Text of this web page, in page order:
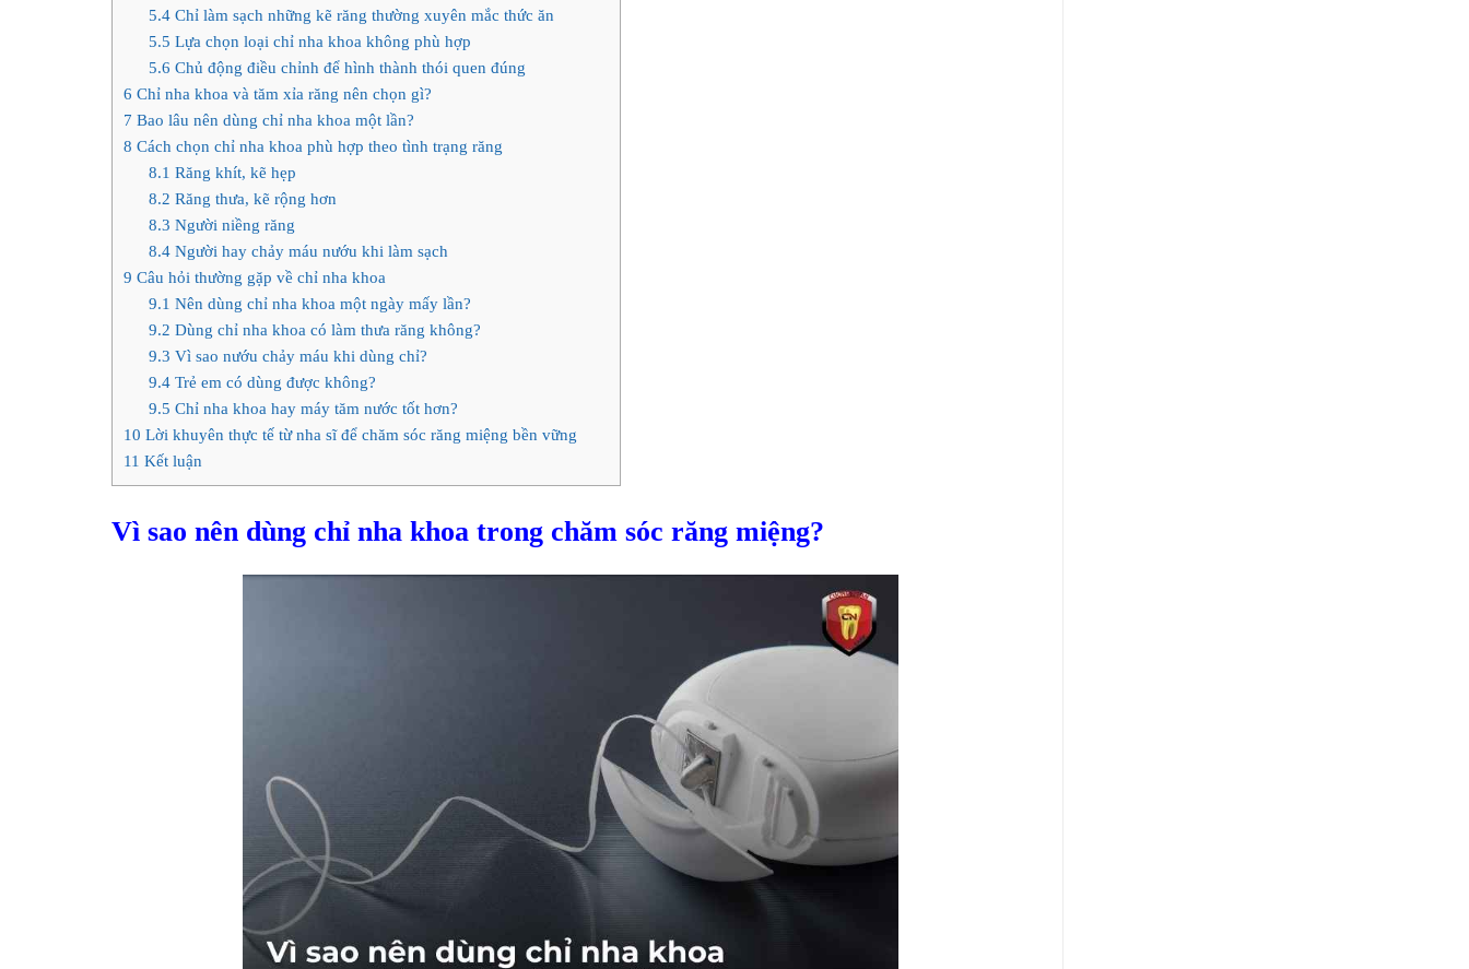
5.4Chỉ làm sạch những kẽ răng thường xuyên mắc thức ăn
5.5 Lựa chọn loại chỉ nha khoa không phù hợp
5.6 Chủ động điều chỉnh để hình thành thói quen đúng
6 Chỉ nha khoa và tăm xỉa răng nên chọn gì?
7 Bao lâu nên dùng chỉ nha khoa một lần?
8 Cách chọn chỉ nha khoa phù hợp theo tình trạng răng
8.1 Răng khít, kẽ hẹp
8.2 Răng thưa, kẽ rộng hơn
8.3 Người niềng răng
8.4Người hay chảy máu nướu khi làm sạch
9 Câu hỏi thường gặp về chỉ nha khoa
9.1 Nên dùng chỉ nha khoa một ngày mấy lần?
9.2 Dùng chỉ nha khoa có làm thưa răng không?
9.3 Vì sao nướu chảy máu khi dùng chỉ?
9.4Trẻ em có dùng được không?
9.5 Chỉ nha khoa hay máy tăm nước tốt hơn?
10 Lời khuyên thực tế từ nha sĩ để chăm sóc răng miệng bền vững
11 Kết luận
Vì sao nên dùng chỉ nha khoa trong chăm sóc răng miệng?